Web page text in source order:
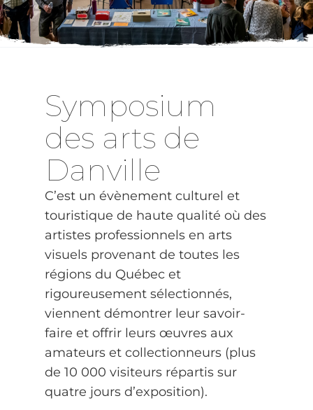
Symposium
des arts de
Danville
C’est un évènement culturel et
touristique de haute qualité où des
artistes professionnels en arts
visuels provenant de toutes les
régions du Québec et
rigoureusement sélectionnés,
viennent démontrer leur savoir-
faire et offrir leurs œuvres aux
amateurs et collectionneurs (plus
de 10 000 visiteurs répartis sur
quatre jours d’exposition).